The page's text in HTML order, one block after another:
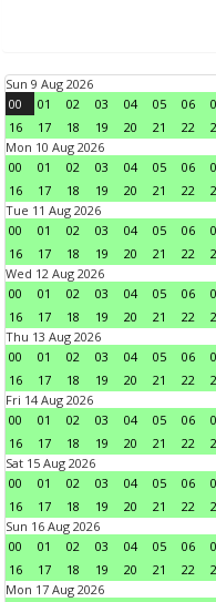
Sun 9 Aug 2026
00
01 02 03 04 05 06
16
17 18 19 20 21 22
Mon 10 Aug 2026
00
01 02 03 04 05 06
16
17 18 19 20 21 22
Tue 11 Aug 2026
00
01 02 03 04 05 06
16
17 18 19 20 21 22
Wed 12 Aug 2026
00
01 02 03 04 05 06
16
17 18 19 20 21 22
Thu 13 Aug 2026
00
01 02 03 04 05 06
16
17 18 19 20 21 22
Fri 14 Aug 2026
00
01 02 03 04 05 06
16
17 18 19 20 21 22
Sat 15 Aug 2026
00
01 02 03 04 05 06
16
17 18 19 20 21 22
Sun 16 Aug 2026
00
01 02 03 04 05 06
16
17 18 19 20 21 22
Mon 17 Aug 2026